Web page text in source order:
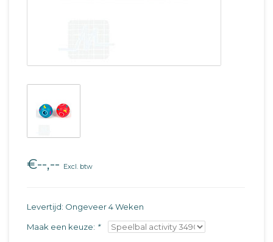
€--,-- Excl. btw
Levertijd: Ongeveer 4 Weken
Maak een keuze: *